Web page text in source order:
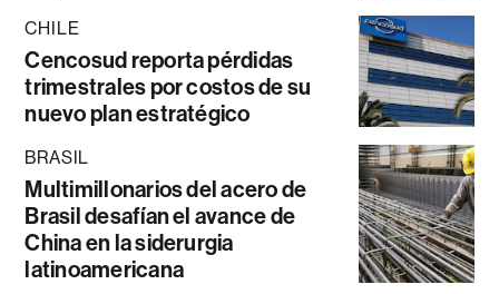
CHILE
Cencosud reporta pérdidas
trimestrales por costos de su
nuevo plan estratégico
BRASIL
Multimillonarios del acero de
Brasil desafían el avance de
China en la siderurgia
latinoamericana